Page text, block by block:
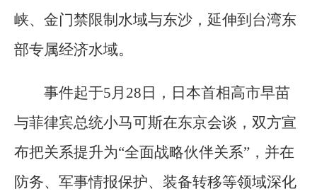
峡、金门禁限制水域与东沙，延伸到台湾东
部专属经济水域。
事件起于5月28日，日本首相高市早苗
与菲律宾总统小马可斯在东京会谈，双方宣
布把关系提升为“全面战略伙伴关系”，并在
防务、军事情报保护、装备转移等领域深化